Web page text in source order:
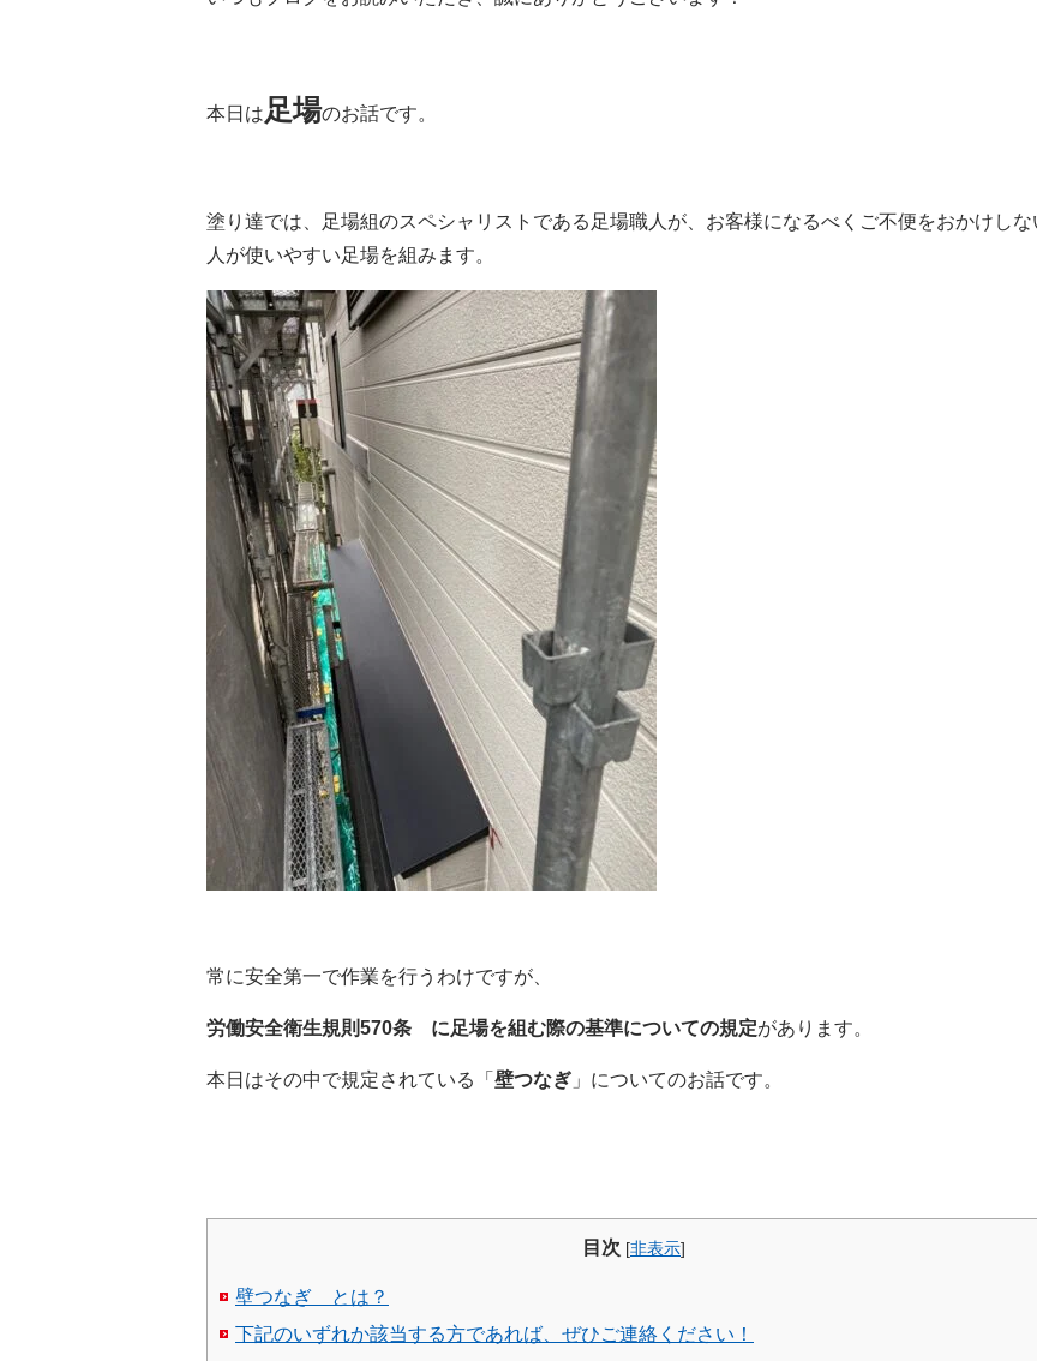
本日は足場のお話です。
塗り達では、足場組のスペシャリストである足場職人が、お客様になるべくご不便をおかけし
人が使いやすい足場を組みます。
常に安全第一で作業を行うわけですが、
労働安全衛生規則570条 に足場を組む際の基準についての規定があります。
本日はその中で規定されている「 壁つなぎ 」についてのお話です。
目次 [非表示]
壁つなぎ とは？
下記のいずれか該当する方であれば、ぜひご連絡ください！